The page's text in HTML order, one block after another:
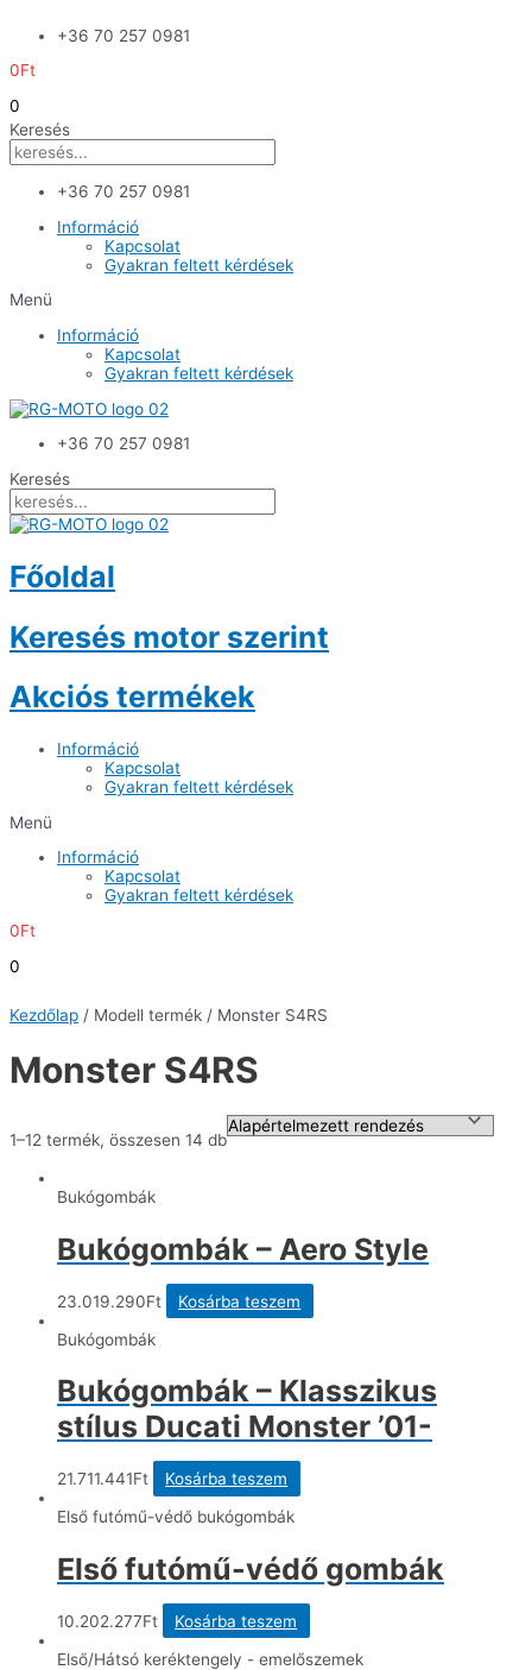
+36 70 257 0981
0Ft
0
Keresés
+36 70 257 0981
Információ
Kapcsolat
Gyakran feltett kérdések
Menü
Információ
Kapcsolat
Gyakran feltett kérdések
+36 70 257 0981
Keresés
Főoldal
Keresés motor szerint
Akciós termékek
Információ
Kapcsolat
Gyakran feltett kérdések
Menü
Információ
Kapcsolat
Gyakran feltett kérdések
0Ft
0
Kezdőlap / Modell termék / Monster S4RS
Monster S4RS
1–12 termék, összesen 14 db
Bukógombák
Bukógombák – Aero Style
23.019.290Ft
Kosárba teszem
Bukógombák
Bukógombák – Klasszikus
stílus Ducati Monster ’01-
21.711.441Ft
Kosárba teszem
Első futómű-védő bukógombák
Első futómű-védő gombák
10.202.277Ft
Kosárba teszem
Első/Hátsó keréktengely - emelőszemek